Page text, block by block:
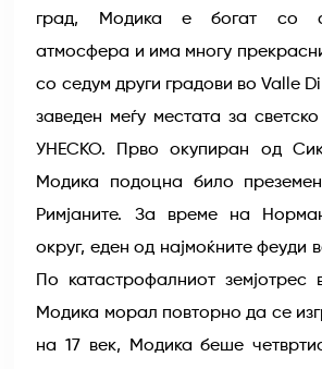
град, Модика е богат со
атмосфера и има многу
со седум други градови во Valle
заведен меѓу местата за
УНЕСКО. Прво окупиран од
Модика подоцна било
Римјаните. За време на
округ, еден од најмоќните феуди
По катастрофалниот земјотрес
Модика морал повторно да се
на 17 век, Модика беше